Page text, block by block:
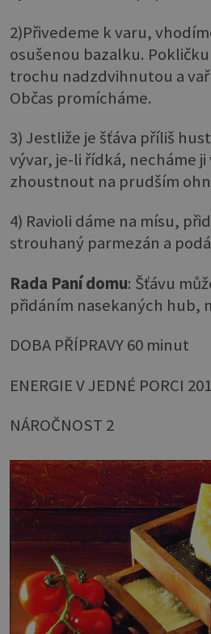
2)Přivedeme k varu,
osušenou bazalku.
trochu nadzdvihnutou a
Občas promícháme.
3) Jestliže je šťáva příliš
vývar, je-li řídká, necháme ji
zhoustnout na prudším
4) Ravioli dáme na mísu,
strouhaný parmezán a
Rada Paní domu: Šťávu
přidáním nasekaných hub,
DOBA PŘÍPRAVY 60 minut
ENERGIE V JEDNÉ PORCI
NÁROČNOST 2